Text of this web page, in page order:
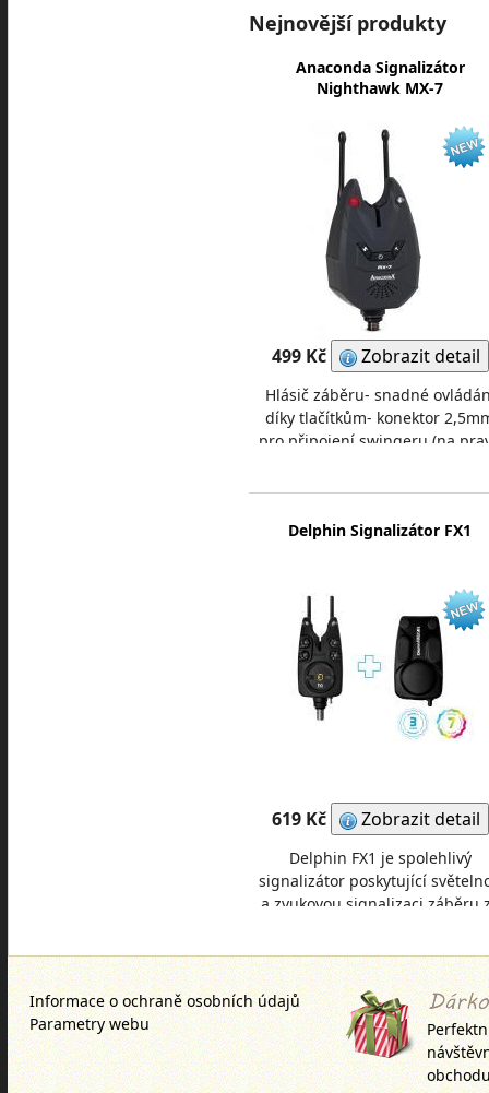
Nejnovější produkty
Anaconda Signalizátor
Nighthawk MX-7
499 Kč Zobrazit detail
Hlásič záběru- snadné
díky tlačítkům- konektor
pro připojení swingeru (na
Delphin Signalizátor FX1
619 Kč Zobrazit detail
Delphin FX1 je spolehlivý
signalizátor poskytující
a zvukovou signalizaci záběru
Informace o ochraně osobních údajů
Parametry webu